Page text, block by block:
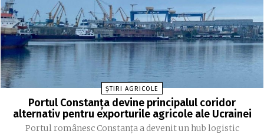
ȘTIRI AGRICOLE
Portul Constanța devine principalul coridor
alternativ pentru exporturile agricole ale Ucrainei
Portul românesc Constanța a devenit un hub logistic